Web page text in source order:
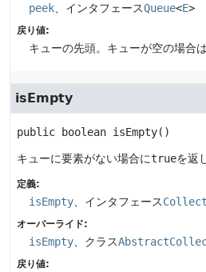
peek 、インタフェースQueue<E>
戻り値:
キューの先頭。キューが空の場合は
isEmpty
public boolean isEmpty()
キューに要素がない場合にtrueを返
定義:
isEmpty 、インタフェース
オーバーライド:
isEmpty 、クラス
戻り値: